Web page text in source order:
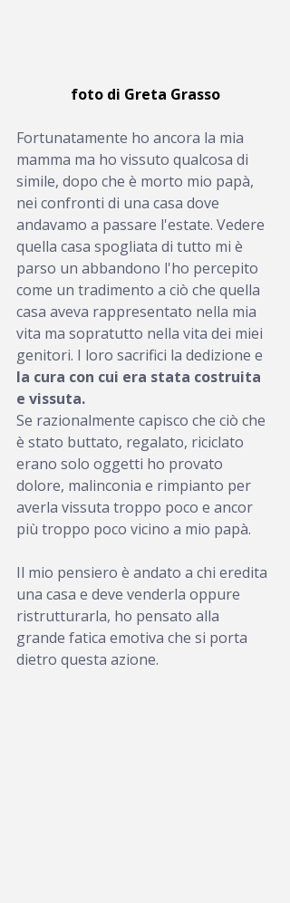
foto di Greta Grasso
Fortunatamente ho ancora la mia
mamma ma ho vissuto qualcosa di
simile, dopo che è morto mio papà,
nei confronti di una casa dove
andavamo a passare l'estate. Vedere
quella casa spogliata di tutto mi è
parso un abbandono l'ho percepito
come un tradimento a ciò che quella
casa aveva rappresentato nella mia
vita ma sopratutto nella vita dei miei
genitori. I loro sacrifici la dedizione e
la cura con cui era stata costruita
e vissuta.
Se razionalmente capisco che ciò che
è stato buttato, regalato, riciclato
erano solo oggetti ho provato
dolore, malinconia e rimpianto per
averla vissuta troppo poco e ancor
più troppo poco vicino a mio papà.
Il mio pensiero è andato a chi eredita
una casa e deve venderla oppure
ristrutturarla, ho pensato alla
grande fatica emotiva che si porta
dietro questa azione.